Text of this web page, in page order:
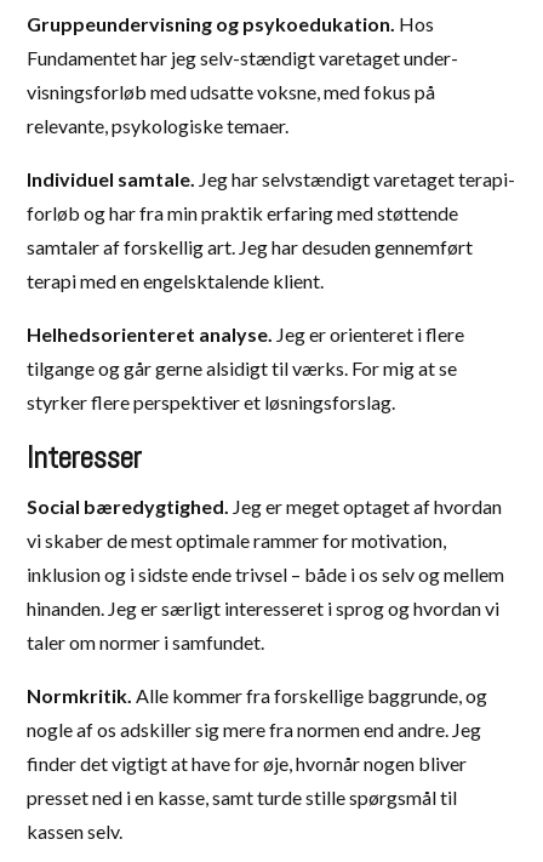
Gruppeundervisning og psykoedukation. Hos
Fundamentet har jeg selv-stændigt varetaget under-
visningsforløb med udsatte voksne, med fokus på
relevante, psykologiske temaer.
Individuel samtale. Jeg har selvstændigt varetaget terapi-
forløb og har fra min praktik erfaring med støttende
samtaler af forskellig art. Jeg har desuden gennemført
terapi med en engelsktalende klient.
Helhedsorienteret analyse. Jeg er orienteret i flere
tilgange og går gerne alsidigt til værks. For mig at se
styrker flere perspektiver et løsningsforslag.
Interesser
Social bæredygtighed. Jeg er meget optaget af hvordan
vi skaber de mest optimale rammer for motivation,
inklusion og i sidste ende trivsel – både i os selv og mellem
hinanden. Jeg er særligt interesseret i sprog og hvordan vi
taler om normer i samfundet.
Normkritik. Alle kommer fra forskellige baggrunde, og
nogle af os adskiller sig mere fra normen end andre. Jeg
finder det vigtigt at have for øje, hvornår nogen bliver
presset ned i en kasse, samt turde stille spørgsmål til
kassen selv.